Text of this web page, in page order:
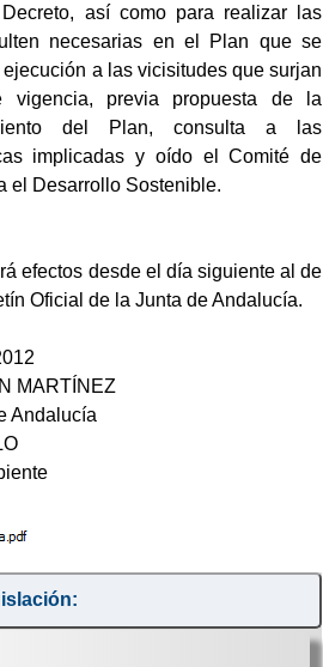
así como para realizar las
necesarias en el Plan que se
a las vicisitudes que surjan
vigencia, previa propuesta de la
del Plan, consulta a las
implicadas y oído el Comité de
el Desarrollo Sostenible.
efectos desde el día siguiente al de
Oficial de la Junta de Andalucía.
MARTÍNEZ
Andalucía